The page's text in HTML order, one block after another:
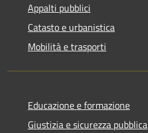
Appalti pubblici
Catasto e urbanistica
Mobilità e trasporti
Educazione e formazione
Giustizia e sicurezza pubblica